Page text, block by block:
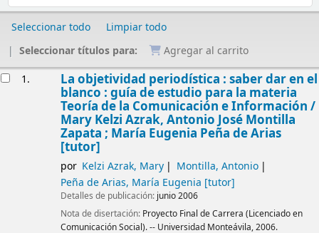
Seleccionar todo
Limpiar todo
Seleccionar títulos para:
Agregar al carrito
1. La objetividad periodística : saber dar en el
blanco : guía de estudio para la materia
Teoría de la Comunicación e Información /
Mary Kelzi Azrak, Antonio José Montilla
Zapata ; María Eugenia Peña de Arias
[tutor]
por Kelzi Azrak, Mary
Montilla, Antonio
Peña de Arias, María Eugenia [tutor]
Detalles de publicación: junio 2006
Nota de disertación: Proyecto Final de Carrera (Licenciado en
Comunicación Social). -- Universidad Monteávila, 2006.